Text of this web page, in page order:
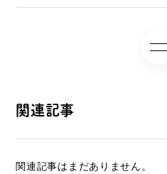
関連記事
関連記事はまだありません。